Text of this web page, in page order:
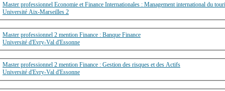
Master professionnel Economie et Finance Internationales : Management international du
Université Aix-Marseilles 2
Master professionnel 2 mention Finance : Banque Finance
Université d'Evry-Val d'Essonne
Master professionnel 2 mention Finance : Gestion des risques et des Actifs
Université d'Evry-Val d'Essonne